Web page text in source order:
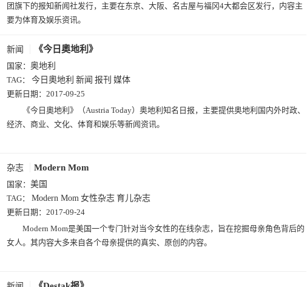
团旗下的报知新闻社发行，主要在东京、大阪、名古屋与福冈4大都会区发行，内容主
要为体育及娱乐资讯。
新闻 《今日奧地利》
国家： 奥地利
TAG： 今日奧地利 新闻 报刊 媒体
更新日期： 2017-09-25
《今日奧地利》（Austria Today）奥地利知名日报，主要提供奥地利国内外时政、
经济、商业、文化、体育和娱乐等新闻资讯。
杂志 Modern Mom
国家： 美国
TAG： Modern Mom 女性杂志 育儿杂志
更新日期： 2017-09-24
Modern Mom是美国一个专门针对当今女性的在线杂志，旨在挖掘母亲角色背后的
女人。其内容大多来自各个母亲提供的真实、原创的内容。